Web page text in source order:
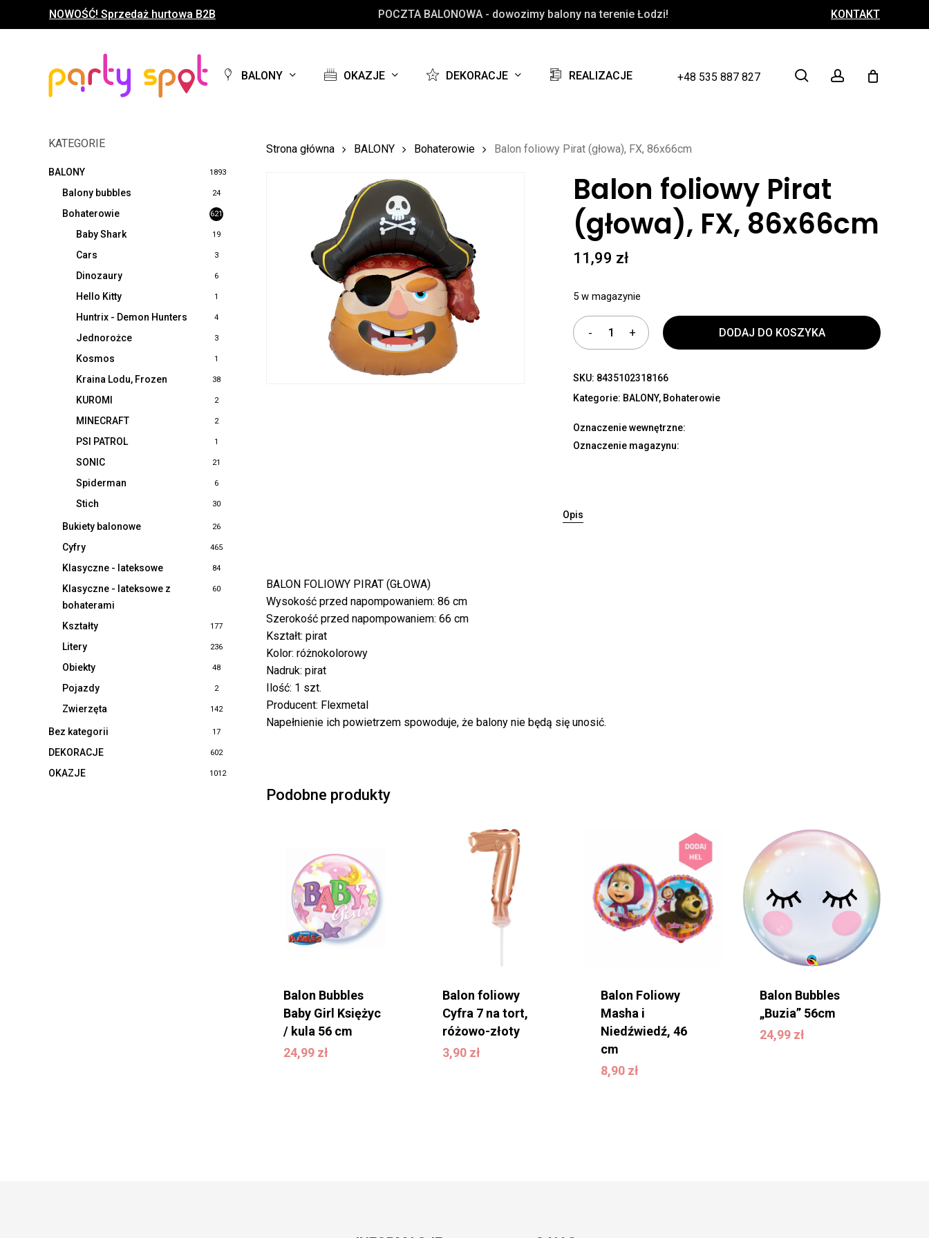
NOWOŚĆ! Sprzedaż hurtowa B2B POCZTA BALONOWA - dowozimy balony na terenie Łodzi! KONTAKT
BALONY OKAZJE DEKORACJE REALIZACJE +48 535 887 827 search account
Koszyk Close
KATEGORIE
BALONY 1893
Balony bubbles 24
Bohaterowie 621
Baby Shark 19
Cars 3
Dinozaury 6
Hello Kitty 1
Huntrix - Demon Hunters 4
Jednorożce 3
Kosmos 1
Kraina Lodu, Frozen 38
KUROMI 2
MINECRAFT 2
PSI PATROL 1
SONIC 21
Spiderman 6
Stich 30
Bukiety balonowe 26
Cyfry 465
Klasyczne - lateksowe 84
Klasyczne - lateksowe z
bohaterami
60
Kształty 177
Litery 236
Obiekty 48
Pojazdy 2
Zwierzęta 142
Bez kategorii 17
DEKORACJE 602
OKAZJE 1012
Strona główna BALONY Bohaterowie Balon foliowy Pirat (głowa), FX, 86x66cm
Balon foliowy Pirat
(głowa), FX, 86x66cm
11,99 zł
5 w magazynie
DODAJ DO KOSZYKA
SKU: 8435102318166
Kategorie: BALONY, Bohaterowie
Oznaczenie wewnętrzne:
Oznaczenie magazynu:
Opis
BALON FOLIOWY PIRAT (GŁOWA)
Wysokość przed napompowaniem: 86 cm
Szerokość przed napompowaniem: 66 cm
Kształt: pirat
Kolor: różnokolorowy
Nadruk: pirat
Ilość: 1 szt.
Producent: Flexmetal
Napełnienie ich powietrzem spowoduje, że balony nie będą się unosić.
Podobne produkty
Balon Bubbles
Baby Girl Księżyc
/ kula 56 cm
24,99 zł
24,99zł
Balon foliowy
Cyfra 7 na tort,
różowo-złoty
3,90 zł
3,90zł
Balon Foliowy
Masha i
Niedźwiedź, 46
cm
8,90 zł
8,90
Balon Bubbles
„Buzia” 56cm
24,99 zł
24,99 zł